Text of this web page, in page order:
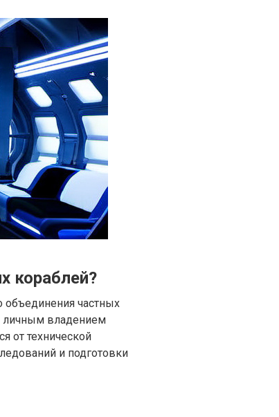
кораблей?
частных
личным владением
от технической
и подготовки